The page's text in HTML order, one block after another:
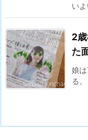
い
2
た
娘
る